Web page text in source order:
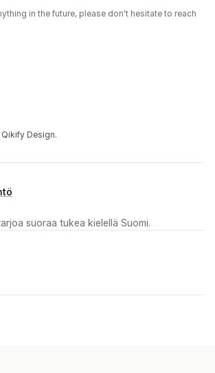
in the future, please don't hesitate to reach
Design.
suoraa tukea kielellä Suomi.